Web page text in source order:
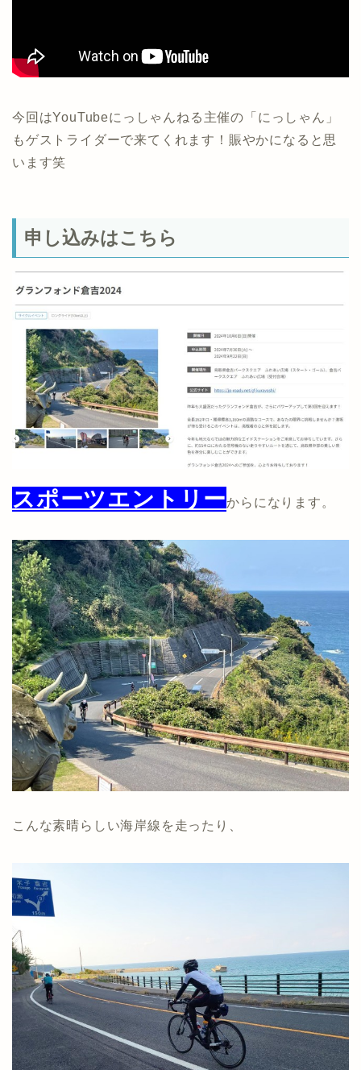
今回はYouTubeにっしゃんねる主催の「にっしゃん」
もゲストライダーで来てくれます！賑やかになると思
います笑
申し込みはこちら
スポーツエントリーからになります。
こんな素晴らしい海岸線を走ったり、